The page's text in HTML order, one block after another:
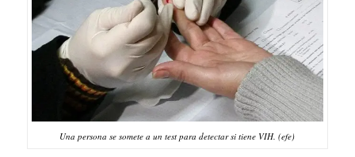
Una persona se somete a un test para detectar si tiene VIH. (efe)